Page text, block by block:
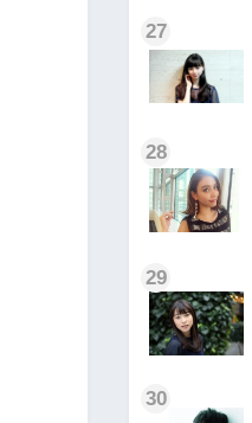
27
28
29
30